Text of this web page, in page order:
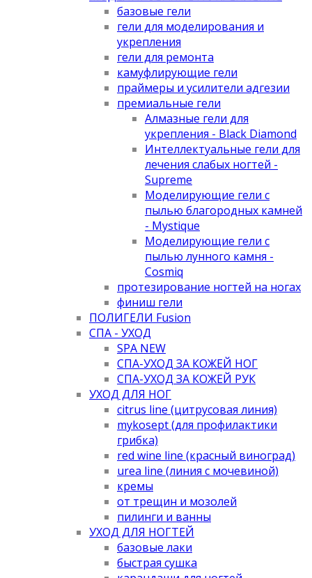
базовые гели
гели для моделирования и
укрепления
гели для ремонта
камуфлирующие гели
праймеры и усилители адгезии
премиальные гели
Алмазные гели для
укрепления - Black Diamond
Интеллектуальные гели для
лечения слабых ногтей -
Supreme
Моделирующие гели с
пылью благородных камней
- Mystique
Моделирующие гели с
пылью лунного камня -
Cosmiq
протезирование ногтей на ногах
финиш гели
ПОЛИГЕЛИ Fusion
СПА - УХОД
SPA NEW
СПА-УХОД ЗА КОЖЕЙ НОГ
СПА-УХОД ЗА КОЖЕЙ РУК
УХОД ДЛЯ НОГ
citrus line (цитрусовая линия)
mykosept (для профилактики
грибка)
red wine line (красный виноград)
urea line (линия с мочевиной)
кремы
от трещин и мозолей
пилинги и ванны
УХОД ДЛЯ НОГТЕЙ
базовые лаки
быстрая сушка